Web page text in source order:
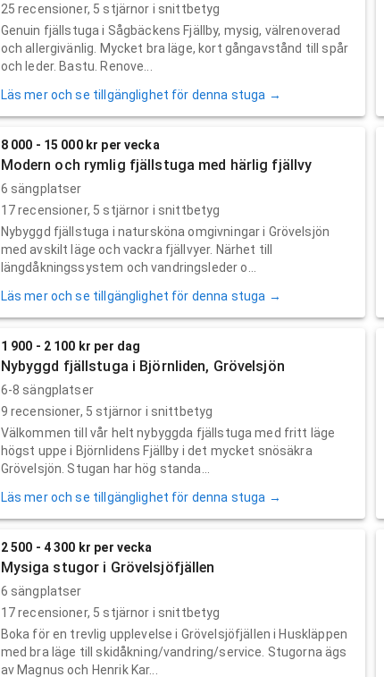
25 recensioner, 5 stjärnor i snittbetyg
Genuin fjällstuga i Sågbäckens Fjällby, mysig, välrenoverad
och allergivänlig. Mycket bra läge, kort gångavstånd till spår
och leder. Bastu. Renove...
Läs mer och se tillgänglighet för denna stuga →
8 000 - 15 000 kr per vecka
Modern och rymlig fjällstuga med härlig fjällvy
6 sängplatser
17recensioner, 5 stjärnor i snittbetyg
Nybyggd fjällstuga i natursköna omgivningar i Grövelsjön
med avskilt läge och vackra fjällvyer. Närhet till
längdåkningssystem och vandringsleder o...
Läs mer och se tillgänglighet för denna stuga →
1 900 - 2 100 kr per dag
Nybyggd fjällstuga i Björnliden, Grövelsjön
6-8 sängplatser
9 recensioner, 5 stjärnor i snittbetyg
Välkommen till vår helt nybyggda fjällstuga med fritt läge
högst uppe i Björnlidens Fjällby i det mycket snösäkra
Grövelsjön. Stugan har hög standa...
Läs mer och se tillgänglighet för denna stuga →
2 500 - 4 300 kr per vecka
Mysiga stugor i Grövelsjöfjällen
6 sängplatser
17recensioner, 5 stjärnor i snittbetyg
Boka för en trevlig upplevelse i Grövelsjöfjällen i Huskläppen
med bra läge till skidåkning/vandring/service. Stugorna ägs
av Magnus och Henrik Kar...